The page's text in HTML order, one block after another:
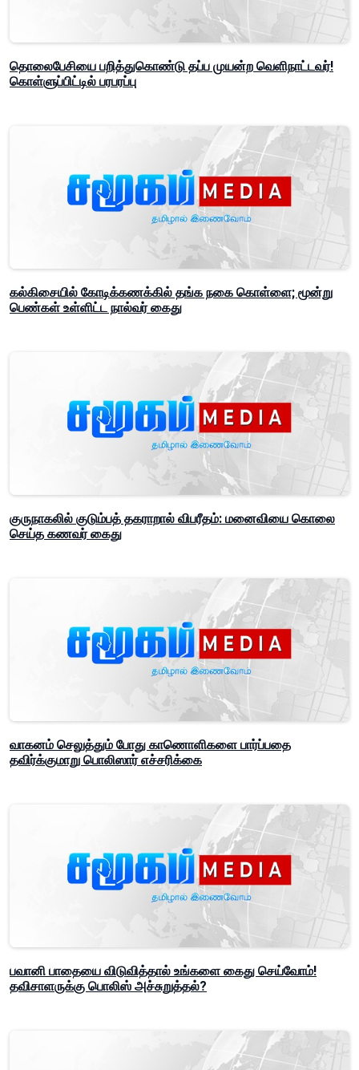
தொலைபேசியை பறித்துகொண்டு தப்ப முயன்ற வெளிநாட்டவர்!
கொள்ளுப்பிட்டில் பரபரப்பு
கல்கிசையில் கோடிக்கணக்கில் தங்க நகை கொள்ளை; மூன்று
பெண்கள் உள்ளிட்ட நால்வர் கைது
குருநாகலில் குடும்பத் தகராறால் விபரீதம்: மனைவியை கொலை
செய்த கணவர் கைது
வாகனம் செலுத்தும் போது காணொளிகளை பார்ப்பதை
தவிர்க்குமாறு பொலிஸார் எச்சரிக்கை
பவானி பாதையை விடுவித்தால் உங்களை கைது செய்வோம்!
தவிசாளருக்கு பொலிஸ் அச்சுறுத்தல்?